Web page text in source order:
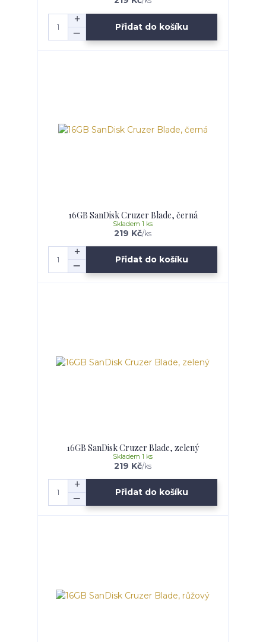
Přidat do košíku
16GB SanDisk Cruzer Blade, černá
219 Kč/ks
Skladem 1 ks
Přidat do košíku
16GB SanDisk Cruzer Blade, zelený
219 Kč/ks
Skladem 1 ks
Přidat do košíku